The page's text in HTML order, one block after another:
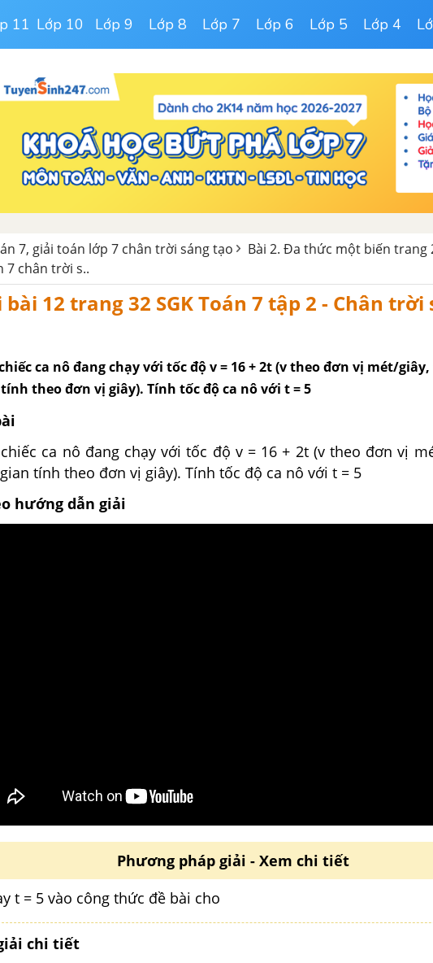
11 Lớp 10 Lớp 9 Lớp 8 Lớp 7 Lớp 6 Lớp 5 Lớp 4
7, giải toán lớp 7 chân trời sáng tạo
Bài 2. Đa thức một biến trang
7 chân trời s..
bài 12 trang 32 SGK Toán 7 tập 2 - Chân trời
ca nô đang chạy với tốc độ v = 16 + 2t (v theo đơn vị mét/
theo đơn vị giây). Tính tốc độ ca nô với t = 5
ca nô đang chạy với tốc độ v = 16 + 2t (v theo đơn vị
tính theo đơn vị giây). Tính tốc độ ca nô với t = 5
hướng dẫn giải
Phương pháp giải - Xem chi tiết
t = 5 vào công thức đề bài cho
chi tiết